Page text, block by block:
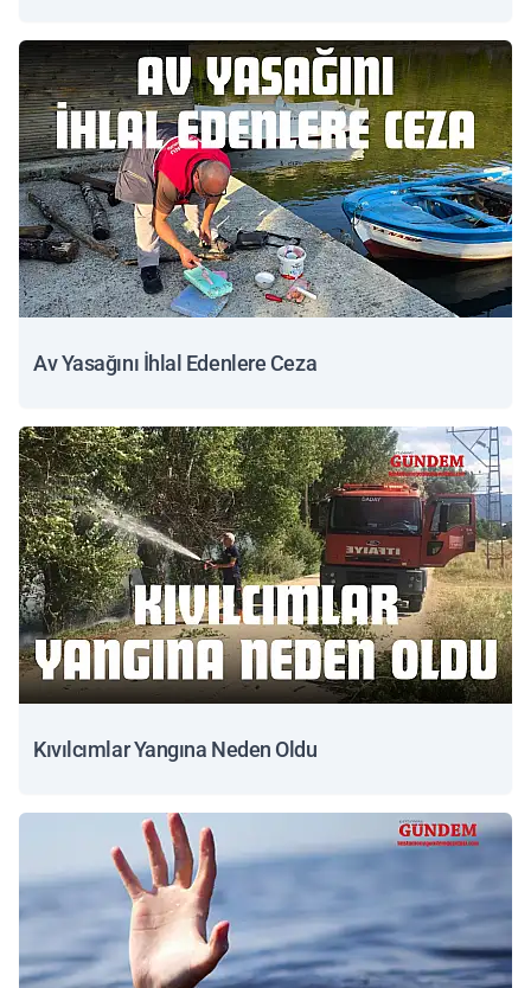
Av Yasağını İhlal Edenlere Ceza
Kıvılcımlar Yangına Neden Oldu